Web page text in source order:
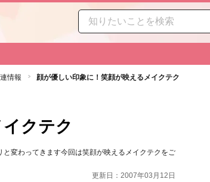
情報 顔が優しい印象に！笑顔が映えるメイクテク
クテク
変わってきます今回は笑顔が映えるメイクテクをご
更新日：2007年03月12日